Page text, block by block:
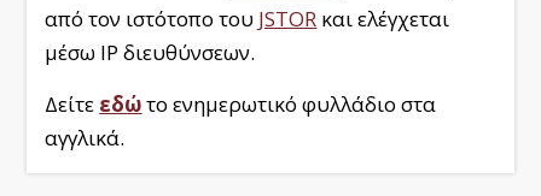
από τον ιστότοπο του JSTOR και ελέγχεται
μέσω IP διευθύνσεων.
Δείτε εδώτο ενημερωτικό φυλλάδιο στα
αγγλικά.